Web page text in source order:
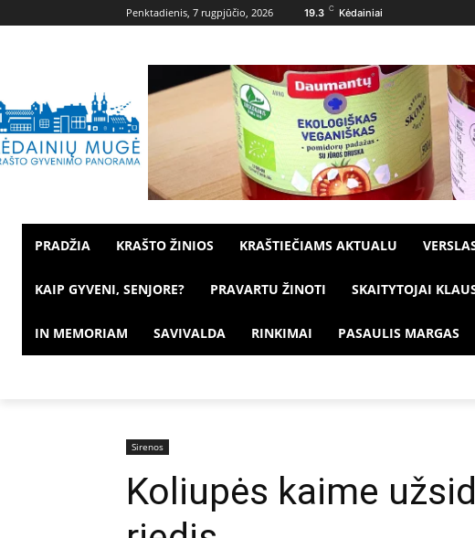
Penktadienis, 7 rugpjūčio, 2026 19.3 C Kėdainiai
PRADŽIA KRAŠTO ŽINIOS KRAŠTIEČIAMS AKTUALU
KAIP GYVENI, SENJORE? PRAVARTU ŽINOTI SKAITYTOJAI
IN MEMORIAM SAVIVALDA RINKIMAI PASAULIS MARGAS
Sirenos
Koliupės kaime